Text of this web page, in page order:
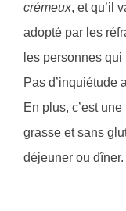
crémeux, et qu’il
adopté par les
les personnes qui
Pas d’inquiétude
En plus, c’est
grasse et sans
déjeuner ou dîner.